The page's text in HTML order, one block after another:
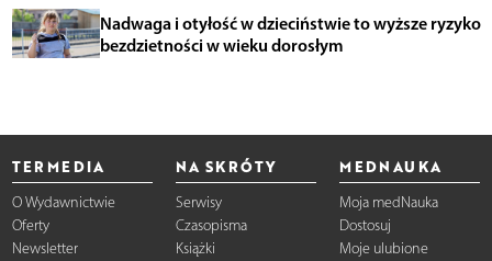
Nadwaga i otyłość w dzieciństwie to wyższe ryzyko
bezdzietności w wieku dorosłym
TERMEDIA
O Wydawnictwie
Oferty
Newsletter
NA SKRÓTY
Serwisy
Czasopisma
Książki
MEDNAUKA
Moja medNauka
Dostosuj
Moje ulubione